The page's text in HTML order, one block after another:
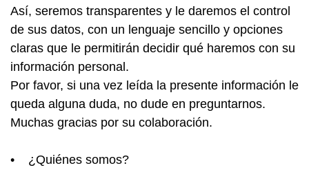
Así, seremos transparentes y le daremos el control
de sus datos, con un lenguaje sencillo y opciones
claras que le permitirán decidir qué haremos con su
información personal.
Por favor, si una vez leída la presente información le
queda alguna duda, no dude en preguntarnos.
Muchas gracias por su colaboración.
• ¿Quiénes somos?